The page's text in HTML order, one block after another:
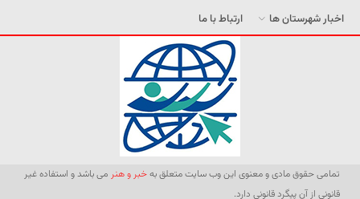
اخبار شهرستان ها
ارتباط با ما
تمامی حقوق مادی و معنوی این وب سایت متعلق بهخبر و هنر می باشد و استفاده غیر
قانونی از آن پیگرد قانونی دارد.